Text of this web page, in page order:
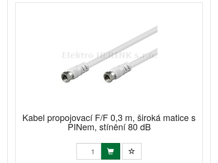
Kabel propojovací F/F 0,3 m, široká matice s
PINem, stínění 80 dB